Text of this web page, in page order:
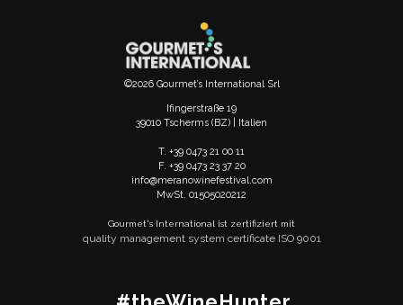
©2026 Gourmet’s International Srl
Ifingerstraße 19
39010 Tscherms (BZ) | Italien
T. +39 0473 21 00 11
F. +39 0473 23 37 20
info@meranowinefestival.com
MwSt. 01505020212
Gourmet's International ist zertifiziert mit
quality management system certificate ISO 9001